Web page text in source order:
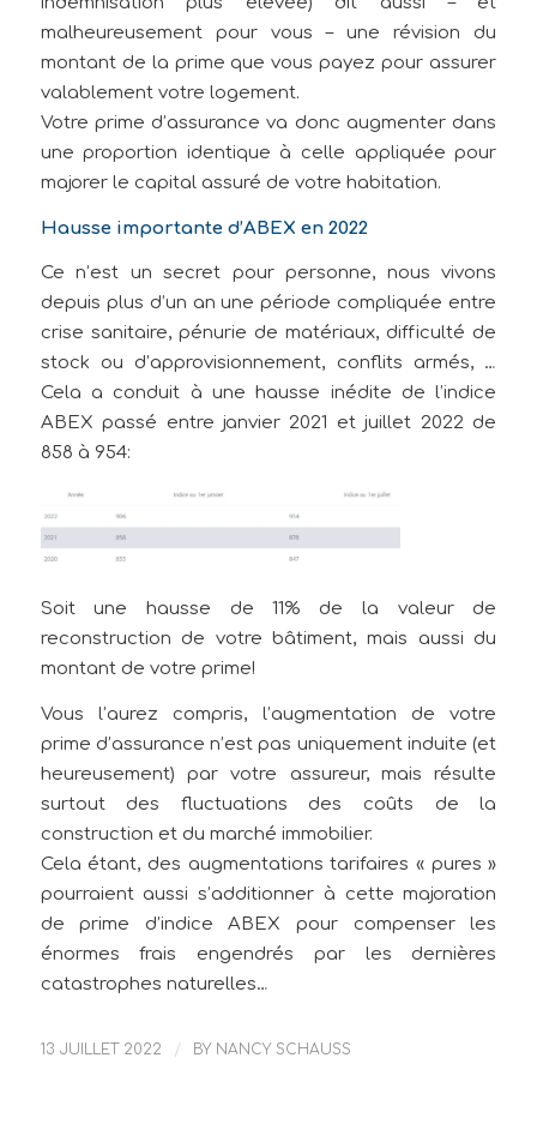
malheureusement pour vous – une révision du
montant de la prime que vous payez pour assurer
valablement votre logement.
Votre prime d’assurance va donc augmenter dans
une proportion identique à celle appliquée pour
majorer le capital assuré de votre habitation.
Hausse importante d’ABEX en 2022
Ce n’est un secret pour personne, nous vivons
depuis plus d’un an une période compliquée entre
crise sanitaire, pénurie de matériaux, difficulté de
stock ou d’approvisionnement, conflits armés, …
Cela a conduit à une hausse inédite de l’indice
ABEX passé entre janvier 2021 et juillet 2022 de
858 à 954:
Soit une hausse de 11% de la valeur de
reconstruction de votre bâtiment, mais aussi du
montant de votre prime!
Vous l’aurez compris, l’augmentation de votre
prime d’assurance n’est pas uniquement induite (et
heureusement) par votre assureur, mais résulte
surtout des fluctuations des coûts de la
construction et du marché immobilier.
Cela étant, des augmentations tarifaires « pures »
pourraient aussi s’additionner à cette majoration
de prime d’indice ABEX pour compenser les
énormes frais engendrés par les dernières
catastrophes naturelles…
13 JUILLET 2022 / BY NANCY SCHAUSS